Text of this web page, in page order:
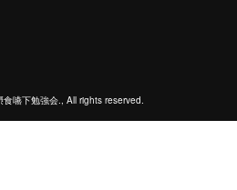
嚥下勉強会., All rights reserved.